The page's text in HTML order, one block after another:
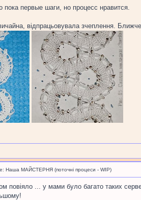
пока первые шаги, но процесс нравится.
відпрацьовувала зчеплення.
Наша МАЙСТЕРНЯ (поточні процеси - WIP)
повіяло ... у мами було багато таких